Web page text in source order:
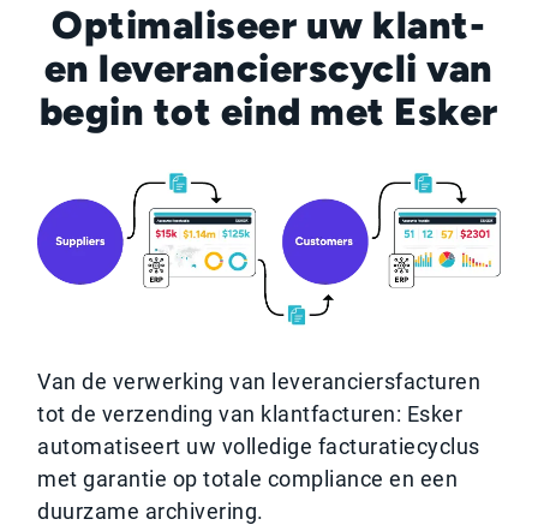
Optimaliseer uw klant-
en leverancierscycli van
begin tot eind met Esker
Van de verwerking van leveranciersfacturen
tot de verzending van klantfacturen: Esker
automatiseert uw volledige facturatiecyclus
met garantie op totale compliance en een
duurzame archivering.